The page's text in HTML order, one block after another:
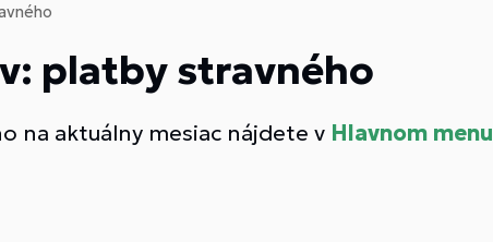
platby stravného
na aktuálny mesiac nájdete v Hlavnom menu